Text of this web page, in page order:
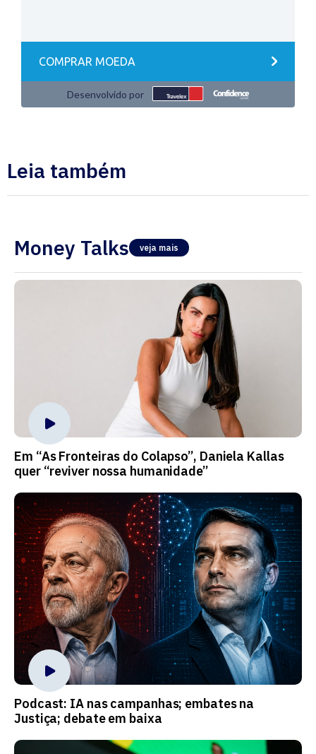
Leia também
Money Talks veja mais
Em “As Fronteiras do Colapso”, Daniela Kallas
quer “reviver nossa humanidade”
Podcast: IA nas campanhas; embates na
Justiça; debate em baixa